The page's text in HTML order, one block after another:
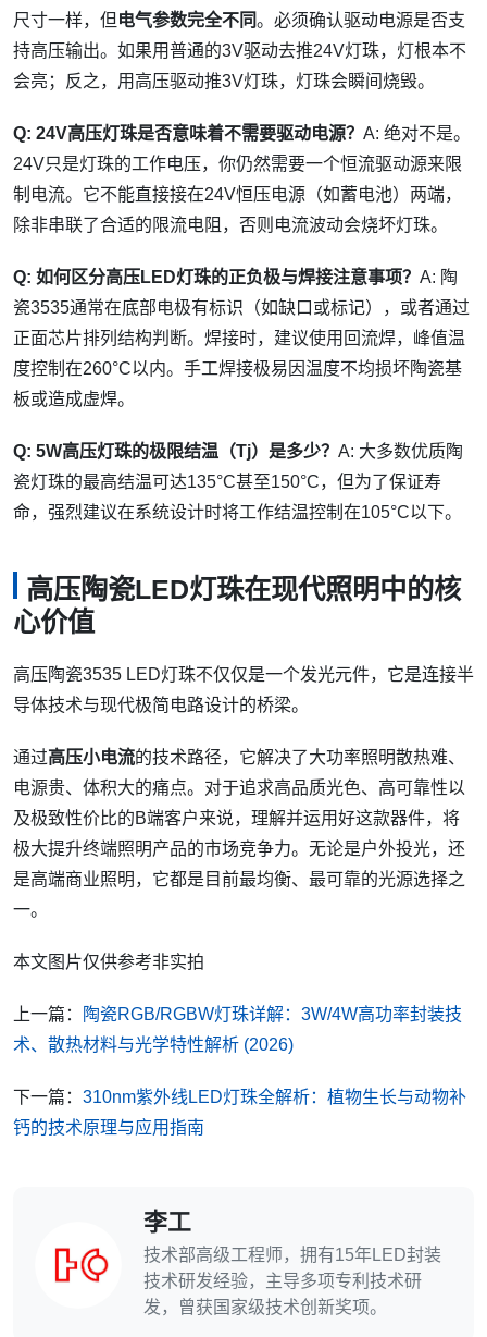
尺寸一样，但电气参数完全不同。必须确认驱动电源是否支
持高压输出。如果用普通的3V驱动去推24V灯珠，灯根本不
会亮；反之，用高压驱动推3V灯珠，灯珠会瞬间烧毁。
Q: 24V高压灯珠是否意味着不需要驱动电源？ A: 绝对不是。
24V只是灯珠的工作电压，你仍然需要一个恒流驱动源来限
制电流。它不能直接接在24V恒压电源（如蓄电池）两端，
除非串联了合适的限流电阻，否则电流波动会烧坏灯珠。
Q: 如何区分高压LED灯珠的正负极与焊接注意事项？ A: 陶
瓷3535通常在底部电极有标识（如缺口或标记），或者通过
正面芯片排列结构判断。焊接时，建议使用回流焊，峰值温
度控制在260°C以内。手工焊接极易因温度不均损坏陶瓷基
板或造成虚焊。
Q: 5W高压灯珠的极限结温（Tj）是多少？ A: 大多数优质陶
瓷灯珠的最高结温可达135°C甚至150°C，但为了保证寿
命，强烈建议在系统设计时将工作结温控制在105°C以下。
高压陶瓷LED灯珠在现代照明中的核
心价值
高压陶瓷3535 LED灯珠不仅仅是一个发光元件，它是连接半
导体技术与现代极简电路设计的桥梁。
通过高压小电流的技术路径，它解决了大功率照明散热难、
电源贵、体积大的痛点。对于追求高品质光色、高可靠性以
及极致性价比的B端客户来说，理解并运用好这款器件，将
极大提升终端照明产品的市场竞争力。无论是户外投光，还
是高端商业照明，它都是目前最均衡、最可靠的光源选择之
一。
本文图片仅供参考非实拍
上一篇：
陶瓷RGB/RGBW灯珠详解：3W/4W高功率封装技
术、散热材料与光学特性解析 (2026)
下一篇： 310nm紫外线LED灯珠全解析：植物生长与动物补
钙的技术原理与应用指南
李工
技术部高级工程师，拥有15年LED封装
技术研发经验，主导多项专利技术研
发，曾获国家级技术创新奖项。